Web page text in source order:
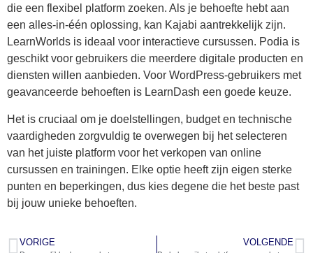
die een flexibel platform zoeken. Als je behoefte hebt aan
een alles-in-één oplossing, kan Kajabi aantrekkelijk zijn.
LearnWorlds is ideaal voor interactieve cursussen. Podia is
geschikt voor gebruikers die meerdere digitale producten en
diensten willen aanbieden. Voor WordPress-gebruikers met
geavanceerde behoeften is LearnDash een goede keuze.
Het is cruciaal om je doelstellingen, budget en technische
vaardigheden zorgvuldig te overwegen bij het selecteren
van het juiste platform voor het verkopen van online
cursussen en trainingen. Elke optie heeft zijn eigen sterke
punten en beperkingen, dus kies degene die het beste past
bij jouw unieke behoeften.
VORIGE VOLGENDE